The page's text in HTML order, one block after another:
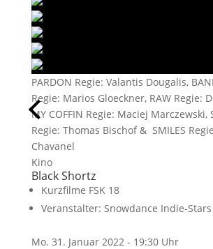
PARDON Regie: Valantis Dougalis,
Regie: Marios Gloeckner, RAW Regie:
MY COFFIN Regie: Maciej Marczewski,
Regie: Thomas Bischof & SMILES
Chavanel
Kino
Black Shortz
Kurzfilme FSK 18
Veranstalter: Snowdance Indie-Stars
Mo. 31. Januar 2022 - 19:30 Uhr